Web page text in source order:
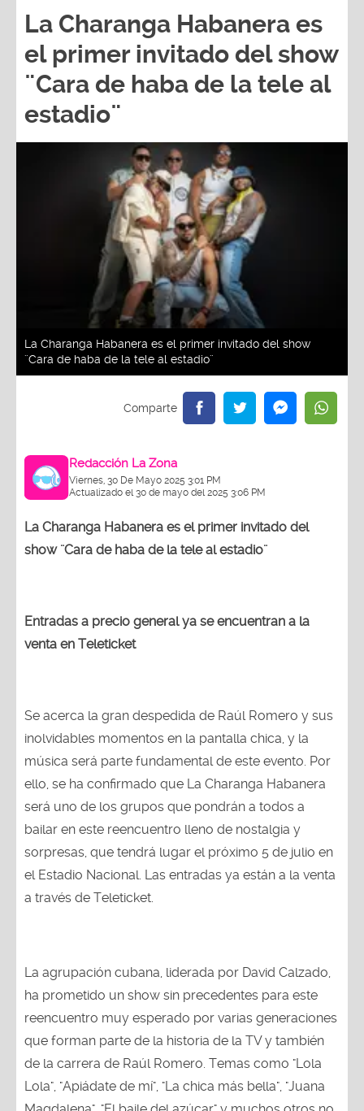
La Charanga Habanera es
el primer invitado del show
¨Cara de haba de la tele al
estadio¨
La Charanga Habanera es el primer invitado del show
¨Cara de haba de la tele al estadio¨
Redacción La Zona
Viernes, 30 De Mayo 2025 3:01 PM
Actualizado el 30 de mayo del 2025 3:06 PM
La Charanga Habanera es el primer invitado del
show ¨Cara de haba de la tele al estadio¨
Entradas a precio general ya se encuentran a la
venta en Teleticket
Se acerca la gran despedida de Raúl Romero y sus
inolvidables momentos en la pantalla chica, y la
música será parte fundamental de este evento. Por
ello, se ha confirmado que La Charanga Habanera
será uno de los grupos que pondrán a todos a
bailar en este reencuentro lleno de nostalgia y
sorpresas, que tendrá lugar el próximo 5 de julio en
el Estadio Nacional. Las entradas ya están a la venta
a través de Teleticket.
La agrupación cubana, liderada por David Calzado,
ha prometido un show sin precedentes para este
reencuentro muy esperado por varias generaciones
que forman parte de la historia de la TV y también
de la carrera de Raúl Romero. Temas como "Lola
Lola", "Apiádate de mí", "La chica más bella", "Juana